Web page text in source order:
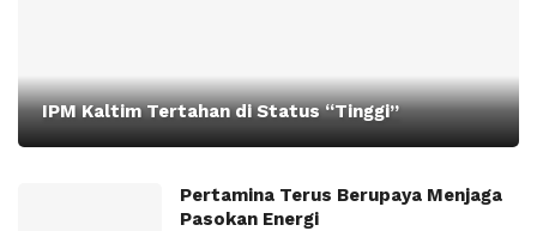
IPM Kaltim Tertahan di Status “Tinggi”
Pertamina Terus Berupaya Menjaga
Pasokan Energi